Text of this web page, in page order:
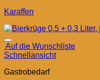
Karaffen
Auf die Wunschliste
Schnellansicht
Gastrobedarf